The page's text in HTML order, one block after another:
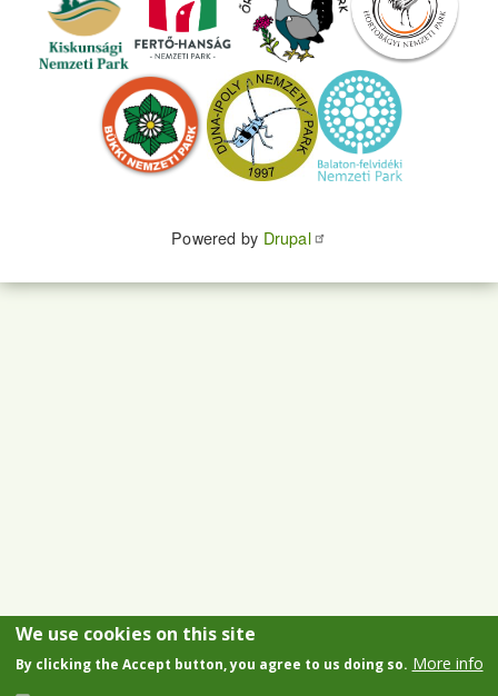
Powered by Drupal
We use cookies on this site
By clicking the Accept button, you agree to us doing so. More info